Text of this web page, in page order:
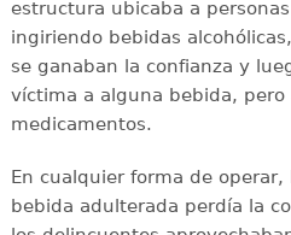
estructura ubicaba a
ingiriendo bebidas
se ganaban la confianza y
víctima a alguna bebida, pero
medicamentos.
En cualquier forma de
bebida adulterada perdía la